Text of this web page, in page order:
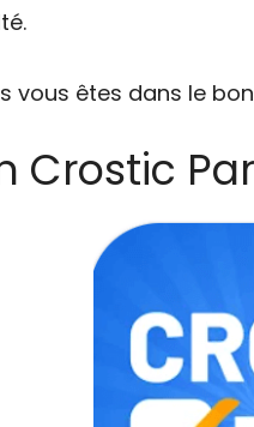
vous êtes dans le
Crostic